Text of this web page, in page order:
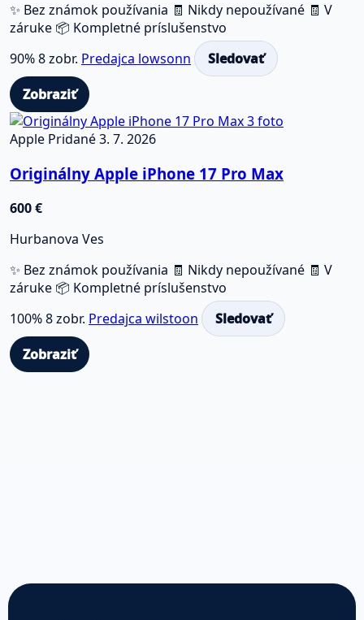
✨ Bez známok používania 🧾 Nikdy nepoužívané 🧾 V
záruke 📦 Kompletné príslušenstvo
90%8 zobr. Predajca lowsonn
Sledovať
Zobraziť
3 foto
Apple Pridané 3. 7. 2026
Originálny Apple iPhone 17 Pro Max
600 €
Hurbanova Ves
✨ Bez známok používania 🧾 Nikdy nepoužívané 🧾 V
záruke 📦 Kompletné príslušenstvo
100%8 zobr. Predajca wilstoon
Sledovať
Zobraziť